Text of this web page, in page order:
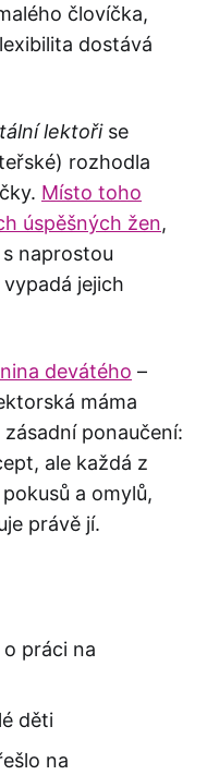
človíčka,
dostává
lektořise
rozhodla
Místo toho
úspěšných žen,
naprostou
jejich
devátého –
máma
ponaučení:
ale každá z
a omylů,
právě jí.
práci na
děti
na